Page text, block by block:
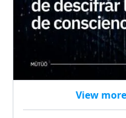
View